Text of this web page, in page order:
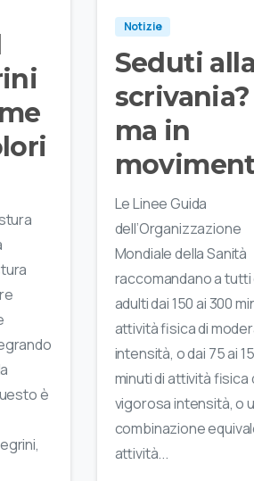
è
Notizie
Seduti alla
scrivania?
ma in
Le Linee Guida
dell’Organizzazione
Mondiale della Sanità
raccomandano a tutti
adulti dai 150 ai 300
attività fisica di
intensità, o dai 75 ai
minuti di attività fisica
vigorosa intensità, o
combinazione
attività...